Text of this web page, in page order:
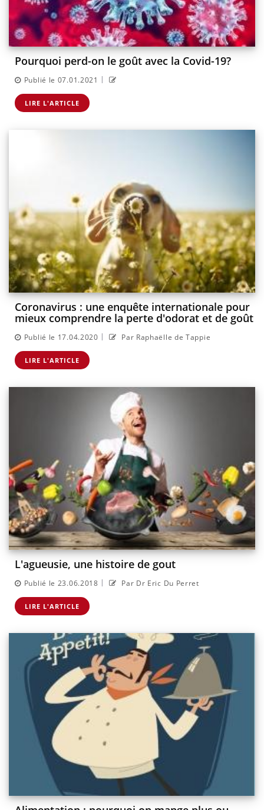
Pourquoi perd-on le goût avec la Covid-19?
Publié le 07.01.2021 |
LIRE L'ARTICLE
Coronavirus : une enquête internationale pour
mieux comprendre la perte d'odorat et de goût
Publié le 17.04.2020 | Par Raphaëlle de Tappie
LIRE L'ARTICLE
L'agueusie, une histoire de gout
Publié le 23.06.2018 | Par Dr Eric Du Perret
LIRE L'ARTICLE